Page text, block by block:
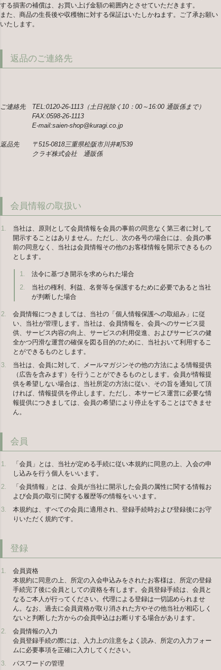
する損害の補償は、お買い上げ金額の範囲内とさせていただきます。
また、商品の生長後や収穫物に対する保証はいたしかねます。ご了承お願い
いたします。
返品のご連絡先
ご連絡先 TEL:0120-26-1113（土日祝除く10：00～16:00 通販係まで）
FAX:0598-26-1113
E-mail:saien-shop@kuragi.co.jp
返品先 〒515-0818三重県松阪市川井町539
クラギ株式会社 通販係
会員情報の取扱い
当社は、原則として会員情報を会員の事前の同意なく第三者に対して
開示することはありません。ただし、次の各号の場合には、会員の事
前の同意なく、当社は会員情報その他のお客様情報を開示できるもの
とします。
法令に基づき開示を求められた場合
当社の権利、利益、名誉等を保護するために必要であると当社
が判断した場合
会員情報につきましては、当社の「個人情報保護への取組み」に従
い、当社が管理します。当社は、会員情報を、会員へのサービス提
供、サービス内容の向上、サービスの利用促進、およびサービスの健
全かつ円滑な運営の確保を図る目的のために、当社おいて利用するこ
とができるものとします。
当社は、会員に対して、メールマガジンその他の方法による情報提供
（広告を含みます）を行うことができるものとします。会員が情報提
供を希望しない場合は、当社所定の方法に従い、その旨を通知して頂
ければ、情報提供を停止します。ただし、本サービス運営に必要な情
報提供につきましては、会員の希望により停止をすることはできませ
ん。
会員
「会員」とは、当社が定める手続に従い本規約に同意の上、入会の申
し込みを行う個人をいいます。
「会員情報」とは、会員が当社に開示した会員の属性に関する情報お
よび会員の取引に関する履歴等の情報をいいます。
本規約は、すべての会員に適用され、登録手続時および登録後にお守
りいただく規約です。
登録
会員資格
本規約に同意の上、所定の入会申込みをされたお客様は、所定の登録
手続完了後に会員としての資格を有します。会員登録手続は、会員と
なるご本人が行ってください。代理による登録は一切認められませ
ん。なお、過去に会員資格が取り消された方やその他当社が相応しく
ないと判断した方からの会員申込はお断りする場合があります。
会員情報の入力
会員登録手続の際には、入力上の注意をよく読み、所定の入力フォー
ムに必要事項を正確に入力してください。
パスワードの管理